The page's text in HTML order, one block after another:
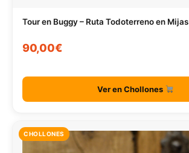
Tour en Buggy – Ruta Todoterreno en Mijas
90,00€
Ver en Chollones
CHOLLONES